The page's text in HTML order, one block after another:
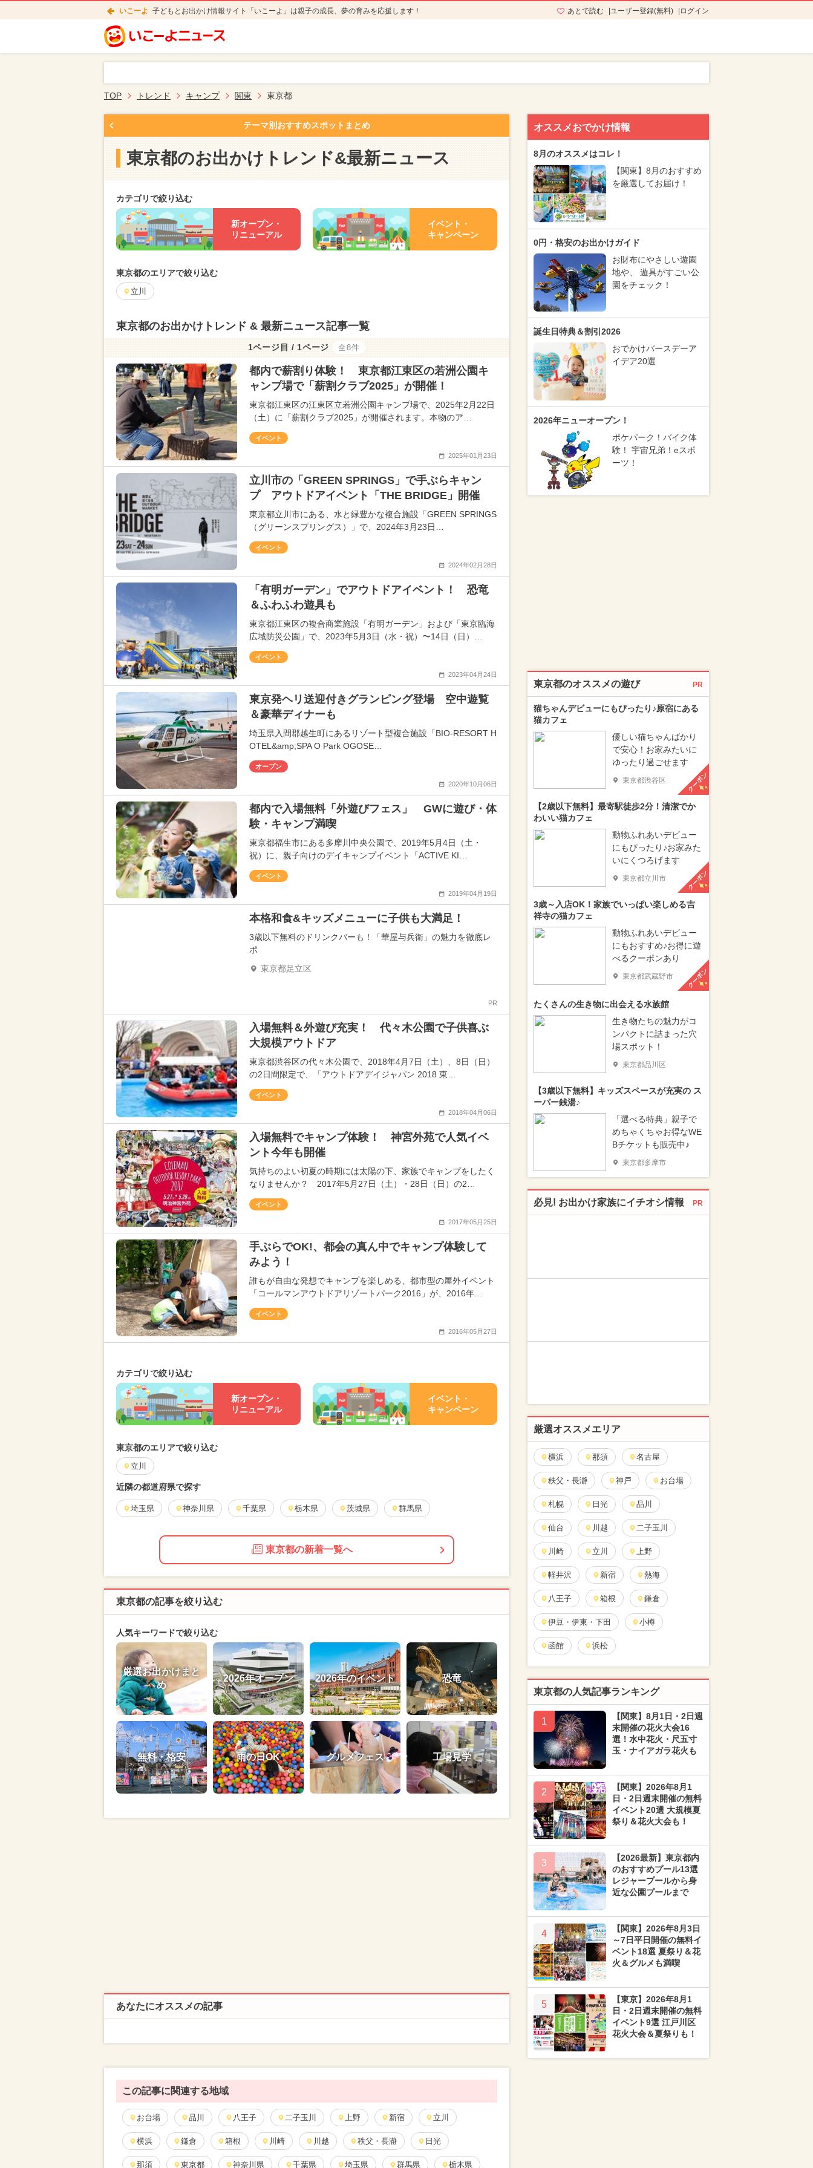
いこーよ 子どもとお出かけ情報サイト「いこーよ」は親子の成長、夢の育みを応援します！ あとで読む ユーザー登録(無料) ログイン
TOP トレンド キャンプ 関東 東京都
テーマ別おすすめスポットまとめ
東京都のお出かけトレンド&最新ニュース
カテゴリで絞り込む
新オープン・
リニューアル
イベント・
キャンペーン
東京都のエリアで絞り込む
立川
東京都のお出かけトレンド & 最新ニュース記事一覧
1ページ目 / 1ページ 全8件
都内で薪割り体験！ 東京都江東区の若洲公園キ
ャンプ場で「薪割クラブ2025」が開催！
東京都江東区の江東区立若洲公園キャンプ場で、2025年2月22日
（土）に「薪割クラブ2025」が開催されます。本物のア…
イベント
2025年01月23日
立川市の「GREEN SPRINGS」で手ぶらキャン
プ アウトドアイベント「THE BRIDGE」開催
東京都立川市にある、水と緑豊かな複合施設「GREEN SPRINGS
（グリーンスプリングス）」で、2024年3月23日…
イベント
2024年02月28日
「有明ガーデン」でアウトドアイベント！ 恐竜
＆ふわふわ遊具も
東京都江東区の複合商業施設「有明ガーデン」および「東京臨海
広域防災公園」で、2023年5月3日（水・祝）〜14日（日）…
イベント
2023年04月24日
東京発ヘリ送迎付きグランピング登場 空中遊覧
＆豪華ディナーも
埼玉県入間郡越生町にあるリゾート型複合施設「BIO-RESORT H
OTEL&amp;SPA O Park OGOSE…
オープン
2020年10月06日
都内で入場無料「外遊びフェス」 GWに遊び・体
験・キャンプ満喫
東京都福生市にある多摩川中央公園で、2019年5月4日（土・
祝）に、親子向けのデイキャンプイベント「ACTIVE KI…
イベント
2019年04月19日
本格和食&キッズメニューに子供も大満足！
3歳以下無料のドリンクバーも！「華屋与兵衛」の魅力を徹底レ
ポ
東京都足立区
PR
入場無料＆外遊び充実！ 代々木公園で子供喜ぶ
大規模アウトドア
東京都渋谷区の代々木公園で、2018年4月7日（土）、8日（日）
の2日間限定で、「アウトドアデイジャパン 2018 東…
イベント
2018年04月06日
入場無料でキャンプ体験！ 神宮外苑で人気イベ
ント今年も開催
気持ちのよい初夏の時期には太陽の下、家族でキャンプをしたく
なりませんか？ 2017年5月27日（土）・28日（日）の2…
イベント
2017年05月25日
手ぶらでOK!、都会の真ん中でキャンプ体験して
みよう！
誰もが自由な発想でキャンプを楽しめる、都市型の屋外イベント
「コールマンアウトドアリゾートパーク2016」が、2016年…
イベント
2016年05月27日
カテゴリで絞り込む
新オープン・
リニューアル
イベント・
キャンペーン
東京都のエリアで絞り込む
立川
近隣の都道府県で探す
埼玉県 神奈川県 千葉県 栃木県 茨城県 群馬県
東京都の新着一覧へ
東京都の記事を絞り込む
人気キーワードで絞り込む
厳選お出かけまと
め
2026年オープン 2026年のイベント 恐竜
無料・格安 雨の日OK グルメフェス 工場見学
あなたにオススメの記事
この記事に関連する地域
お台場 品川 八王子 二子玉川 上野 新宿 立川
横浜 鎌倉 箱根 川崎 川越 秩父・長瀞 日光
那須 東京都 神奈川県 千葉県 埼玉県 群馬県 栃木県
オススメおでかけ情報
8月のオススメはコレ！
【関東】8月のおすすめ
を厳選してお届け！
0円・格安のお出かけガイド
お財布にやさしい遊園
地や、 遊具がすごい公
園をチェック！
誕生日特典＆割引2026
おでかけバースデーア
イデア20選
2026年ニューオープン！
ポケパーク！バイク体
験！ 宇宙兄弟！eスポ
ーツ！
東京都のオススメの遊び PR
猫ちゃんデビューにもぴったり♪原宿にある
猫カフェ
優しい猫ちゃんばかり
で安心！お家みたいに
ゆったり過ごせます
東京都渋谷区 クーポン
【2歳以下無料】最寄駅徒歩2分！清潔でか
わいい猫カフェ
動物ふれあいデビュー
にもぴったり♪お家みた
いにくつろげます
東京都立川市 クーポン
3歳～入店OK！家族でいっぱい楽しめる吉
祥寺の猫カフェ
動物ふれあいデビュー
にもおすすめ♪お得に遊
べるクーポンあり
東京都武蔵野市 クーポン
たくさんの生き物に出会える水族館
生き物たちの魅力がコ
ンパクトに詰まった穴
場スポット！
東京都品川区
【3歳以下無料】キッズスペースが充実の ス
ーパー銭湯♪
「選べる特典」親子で
めちゃくちゃお得なWE
Bチケットも販売中♪
東京都多摩市
必見! お出かけ家族にイチオシ情報 PR
厳選オススメエリア
横浜 那須 名古屋
秩父・長瀞 神戸 お台場
札幌 日光 品川
仙台 川越 二子玉川
川崎 立川 上野
軽井沢 新宿 熱海
八王子 箱根 鎌倉
伊豆・伊東・下田 小樽
函館 浜松
東京都の人気記事ランキング
1
【関東】8月1日・2日週
末開催の花火大会16
選！水中花火・尺五寸
玉・ナイアガラ花火も
2
【関東】2026年8月1
日・2日週末開催の無料
イベント20選 大規模夏
祭り＆花火大会も！
3
【2026最新】東京都内
のおすすめプール13選
レジャープールから身
近な公園プールまで
4
【関東】2026年8月3日
～7日平日開催の無料イ
ベント18選 夏祭り＆花
火＆グルメも満喫
5
【東京】2026年8月1
日・2日週末開催の無料
イベント9選 江戸川区
花火大会＆夏祭りも！